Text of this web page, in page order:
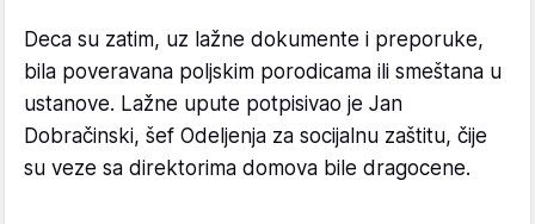
Deca su zatim, uz lažne dokumente i preporuke,
bila poveravana poljskim porodicama ili smeštana u
ustanove. Lažne upute potpisivao je Jan
Dobračinski, šef Odeljenja za socijalnu zaštitu, čije
su veze sa direktorima domova bile dragocene.